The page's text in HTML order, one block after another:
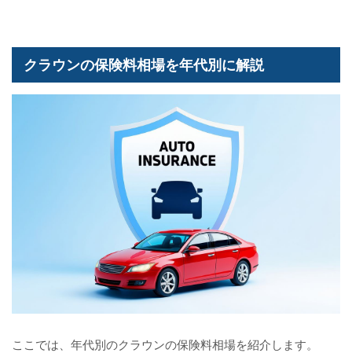
クラウンの保険料相場を年代別に解説
ここでは、年代別のクラウンの保険料相場を紹介します。